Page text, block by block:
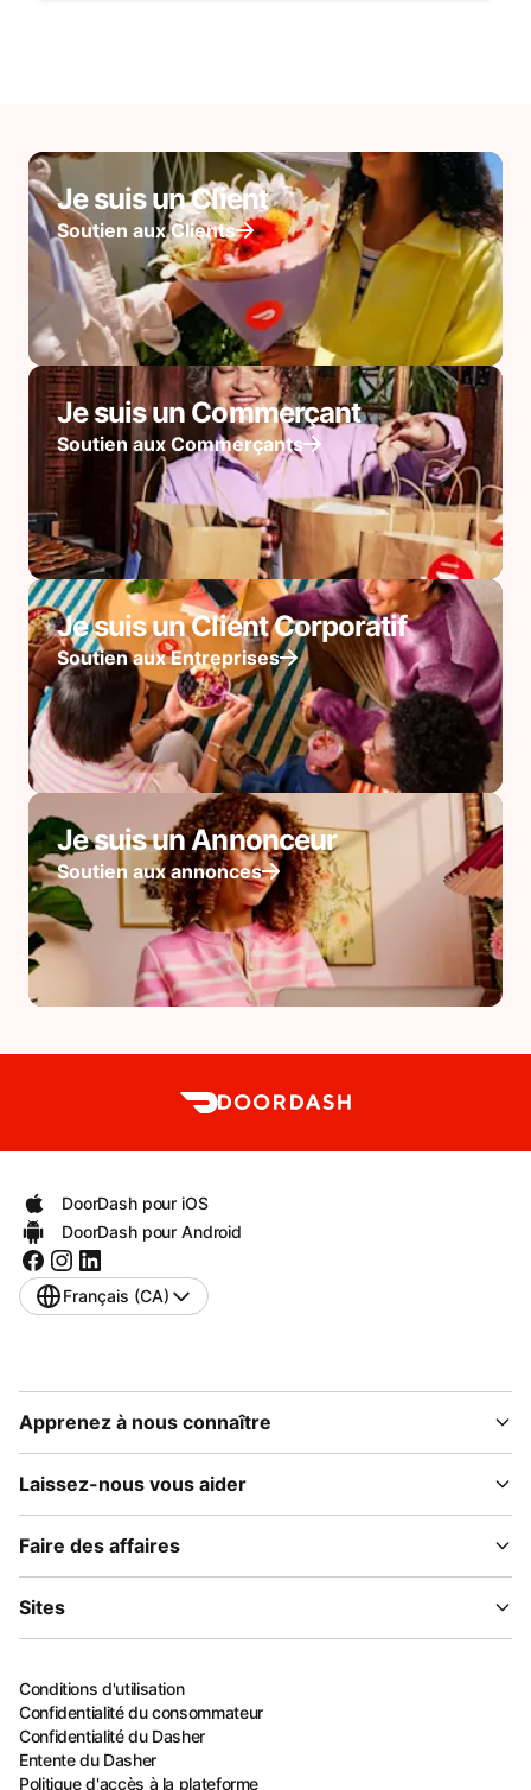
Je suis un Client
Soutien aux Clients
Je suis un Commerçant
Soutien aux Commerçants
Je suis un Client Corporatif
Soutien aux Entreprises
Je suis un Annonceur
Soutien aux annonces
DoorDash pour iOS
DoorDash pour Android
Français (CA)
Apprenez à nous connaître
Laissez-nous vous aider
Faire des affaires
Sites
Conditions d'utilisation
Confidentialité du consommateur
Confidentialité du Dasher
Entente du Dasher
Politique d'accès à la plateforme